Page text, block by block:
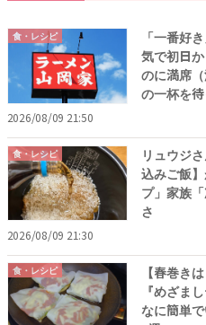
食・レシピ
「一番好
気で初日
のに満席
の一杯を
2026/08/09 21:50
食・レシピ
リュウジ
込みご飯
プ」家族
さ
2026/08/09 21:30
食・レシピ
【春巻き
『めざま
なに簡単